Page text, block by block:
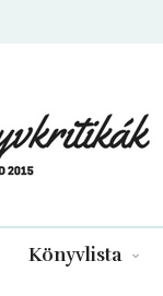
Könyvlista